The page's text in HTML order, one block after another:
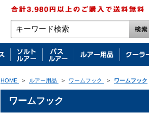
HOME > ルアー用品 > ワームフック > ワームフック
ワームフック